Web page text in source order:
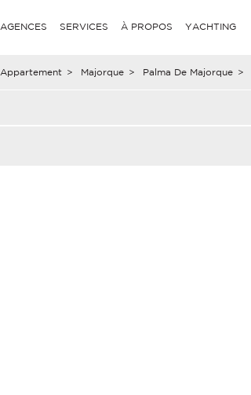
AGENCES SERVICES À PROPOS YACHTING
Appartement > Majorque > Palma De Majorque >